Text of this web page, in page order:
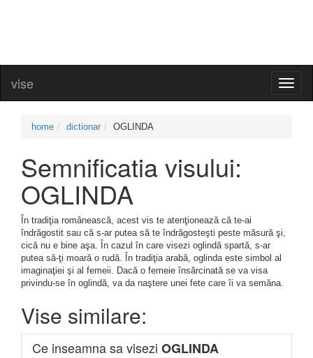
vise
home dictionar OGLINDA
Semnificatia visului:
OGLINDA
În tradiţia românească, acest vis te atenţionează că te-ai
îndrăgostit sau că s-ar putea să te îndrăgosteşti peste măsură şi,
cică nu e bine aşa. În cazul în care visezi oglindă spartă, s-ar
putea să-ţi moară o rudă. În tradiţia arabă, oglinda este simbol al
imaginaţiei şi al femeii. Dacă o femeie însărcinată se va visa
privindu-se în oglindă, va da naştere unei fete care îi va semăna.
Vise similare:
Ce inseamna sa visezi OGLINDA